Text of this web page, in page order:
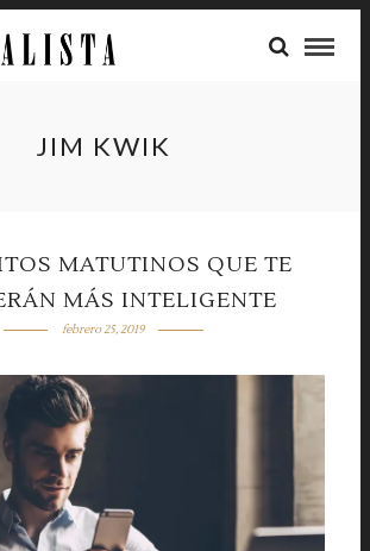
JIM KWIK
MATUTINOS QUE TE
MÁS INTELIGENTE
febrero 25, 2019